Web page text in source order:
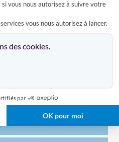
vous nous autorisez à suivre votre
vous nous autorisez à lancer.
des cookies.
par
OK pour moi
blanche dans laquelle est
L'origine du drapeau est
Valdemar. Quelle est son